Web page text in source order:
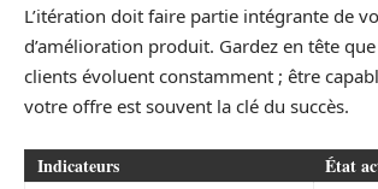
L’itération doit faire partie intégrante de
d’amélioration produit. Gardez en tête
clients évoluent constamment ; être
votre offre est souvent la clé du succès.
Indicateurs État